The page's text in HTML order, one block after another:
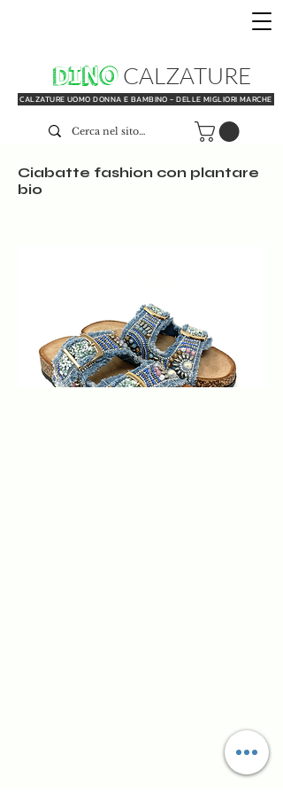
DINO
CALZATURE UOMO DONNA E BAMBINO - DELLE MIGLIORI MARCHE
CALZATURE
Ciabatte fashion con plantare
bio